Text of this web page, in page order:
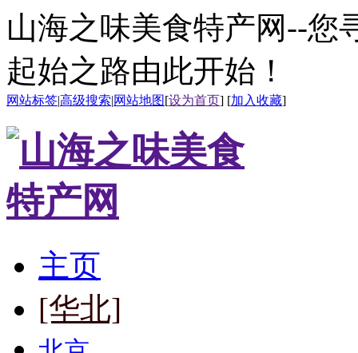
山海之味美食特产网--您
起始之路由此开始！
网站标签|高级搜索|网站地图[设为首页] [加入收藏]
主页
[华北]